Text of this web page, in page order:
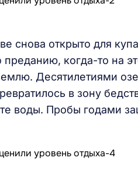
снова открыто для
когда-то на
Десятилетиями
в зону
воды. Пробы годами